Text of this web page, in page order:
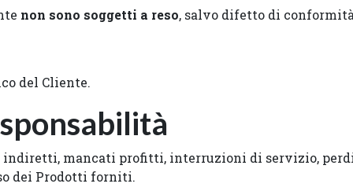
non sono soggetti a reso, salvo difetto di
del Cliente.
indiretti, mancati profitti, interruzioni di servizio,
dei Prodotti forniti.